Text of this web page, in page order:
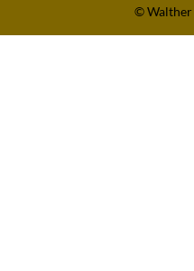
© Walther